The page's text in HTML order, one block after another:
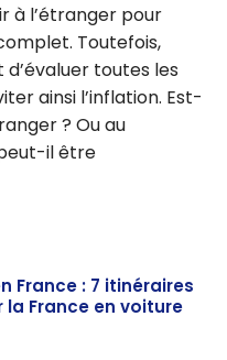
à l’étranger pour
Toutefois,
toutes les
ainsi l’inflation. Est-
? Ou au
il être
France : 7 itinéraires
la France en voiture